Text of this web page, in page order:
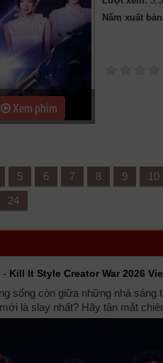
Xem phim
Năm xuất
5 6 7 8 9 10
24
- Kill It Style Creator War 2026
sống còn giữa những nhà
là slay nhất? Hãy tận mắt